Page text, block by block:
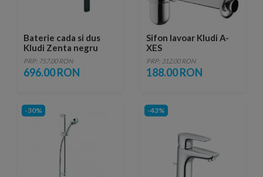
Baterie cada si dus
Kludi Zenta negru
PRP: 757.00 RON
696.00 RON
Sifon lavoar Kludi A-
XES
PRP: 312.00 RON
188.00 RON
-30% -43%